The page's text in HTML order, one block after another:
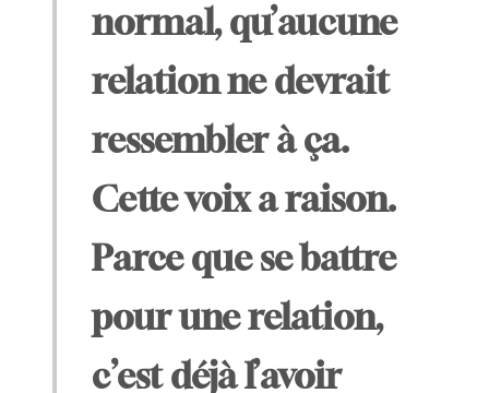
normal, qu’aucune
relation ne devrait
ressembler à ça.
Cette voix a raison.
Parce que se battre
pour une relation,
c’est déjà l’avoir